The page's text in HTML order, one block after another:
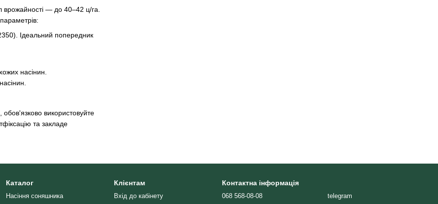
врожайності — до 40–42 ц/га.
Ідеальний попередник
насінин.
обов'язково використовуйте
та закладе
Каталог
Насіння соняшника
Клієнтам
Вхід до кабінету
Контактна інформація
068 568-08-08 telegram